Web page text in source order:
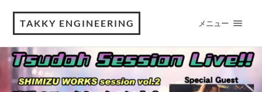
TAKKY ENGINEERING メニュー